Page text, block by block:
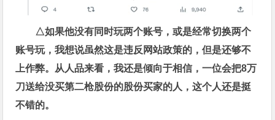
△如果他没有同时玩两个账号，或是经常切换两个
账号玩，我想说虽然这是违反网站政策的，但是还够不
上作弊。从人品来看，我还是倾向于相信，一位会把8万
刀送给没买第二枪股份的股份买家的人，这个人还是挺
不错的。